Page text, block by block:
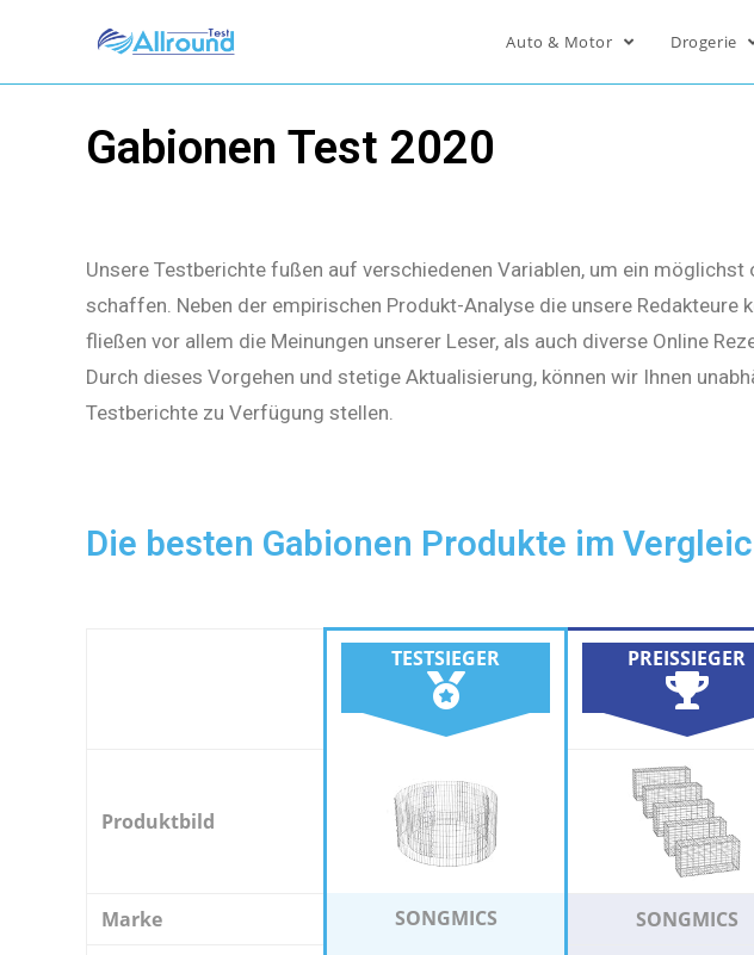
Auto & Motor Drogerie
Gabionen Test 2020
Unsere Testberichte fußen auf verschiedenen Variablen, um ein
schaffen. Neben der empirischen Produkt-Analyse die unsere Redakteure
fließen vor allem die Meinungen unserer Leser, als auch diverse Online
Durch dieses Vorgehen und stetige Aktualisierung, können wir Ihnen
Testberichte zu Verfügung stellen.
Die besten Gabionen Produkte im
TESTSIEGER PREISSIEGER
Produktbild
Marke SONGMICS SONGMICS